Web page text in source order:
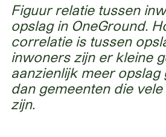
Figuur relatie tussen
opslag in OneGround.
correlatie is tussen
inwoners zijn er kleine
aanzienlijk meer opslag
dan gemeenten die
zijn.